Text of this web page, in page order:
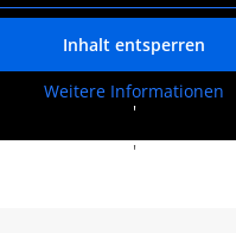
Inhalt entsperren
Weitere Informationen
'
'